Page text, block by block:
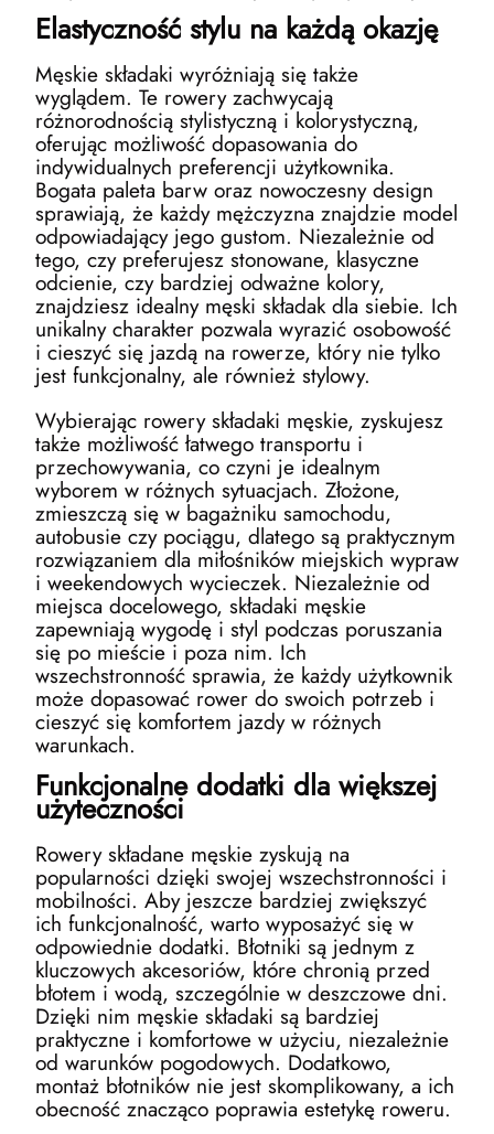
Elastyczność stylu na każdą okazję
Męskie składaki wyróżniają się także
wyglądem. Te rowery zachwycają
różnorodnością stylistyczną i kolorystyczną,
oferując możliwość dopasowania do
indywidualnych preferencji użytkownika.
Bogata paleta barw oraz nowoczesny design
sprawiają, że każdy mężczyzna znajdzie model
odpowiadający jego gustom. Niezależnie od
tego, czy preferujesz stonowane, klasyczne
odcienie, czy bardziej odważne kolory,
znajdziesz idealny męski składak dla siebie. Ich
unikalny charakter pozwala wyrazić osobowość
i cieszyć się jazdą na rowerze, który nie tylko
jest funkcjonalny, ale również stylowy.
Wybierając rowery składaki męskie, zyskujesz
także możliwość łatwego transportu i
przechowywania, co czyni je idealnym
wyborem w różnych sytuacjach. Złożone,
zmieszczą się w bagażniku samochodu,
autobusie czy pociągu, dlatego są praktycznym
rozwiązaniem dla miłośników miejskich wypraw
i weekendowych wycieczek. Niezależnie od
miejsca docelowego, składaki męskie
zapewniają wygodę i styl podczas poruszania
się po mieście i poza nim. Ich
wszechstronność sprawia, że każdy użytkownik
może dopasować rower do swoich potrzeb i
cieszyć się komfortem jazdy w różnych
warunkach.
Funkcjonalne dodatki dla większej
użyteczności
Rowery składane męskie zyskują na
popularności dzięki swojej wszechstronności i
mobilności. Aby jeszcze bardziej zwiększyć
ich funkcjonalność, warto wyposażyć się w
odpowiednie dodatki. Błotniki są jednym z
kluczowych akcesoriów, które chronią przed
błotem i wodą, szczególnie w deszczowe dni.
Dzięki nim męskie składaki są bardziej
praktyczne i komfortowe w użyciu, niezależnie
od warunków pogodowych. Dodatkowo,
montaż błotników nie jest skomplikowany, a ich
obecność znacząco poprawia estetykę roweru.